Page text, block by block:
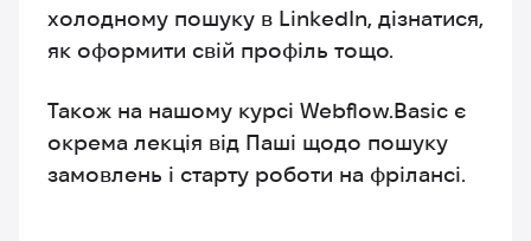
холодному пошуку в LinkedIn, дізнатися,
як оформити свій профіль тощо.
Також на нашому курсі Webflow.Basic є
окрема лекція від Паші щодо пошуку
замовлень і старту роботи на фрілансі.